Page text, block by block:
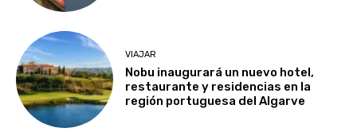
VIAJAR
Nobu inaugurará un nuevo hotel,
restaurante y residencias en la
región portuguesa del Algarve